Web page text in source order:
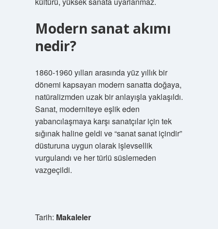
Modern sanat akımı
nedir?
1860-1960 yılları arasında yüz yıllık bir
dönemi kapsayan modern sanatta doğaya,
natüralizmden uzak bir anlayışla yaklaşıldı.
Sanat, moderniteye eşlik eden
yabancılaşmaya karşı sanatçılar için tek
sığınak haline geldi ve “sanat sanat içindir”
düsturuna uygun olarak işlevsellik
vurgulandı ve her türlü süslemeden
vazgeçildi.
Tarih: Makaleler